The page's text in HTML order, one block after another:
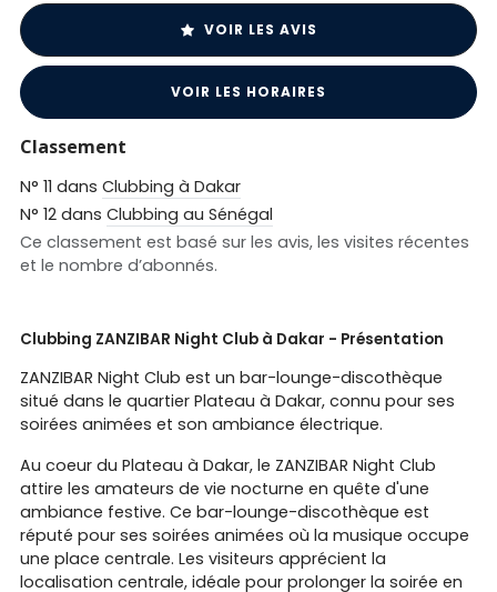
VOIR LES AVIS
VOIR LES HORAIRES
Classement
N° 11 dansClubbing à Dakar
N° 12 dansClubbing au Sénégal
Ce classement est basé sur les avis, les visites récentes
et le nombre d’abonnés.
Clubbing ZANZIBAR Night Club à Dakar - Présentation
ZANZIBAR Night Club est un bar-lounge-discothèque
situé dans le quartier Plateau à Dakar, connu pour ses
soirées animées et son ambiance électrique.
Au coeur du Plateau à Dakar, le ZANZIBAR Night Club
attire les amateurs de vie nocturne en quête d'une
ambiance festive. Ce bar-lounge-discothèque est
réputé pour ses soirées animées où la musique occupe
une place centrale. Les visiteurs apprécient la
localisation centrale, idéale pour prolonger la soirée en